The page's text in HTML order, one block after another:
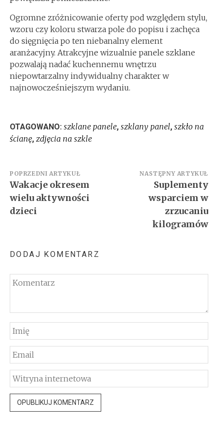
Ogromne zróżnicowanie oferty pod względem stylu,
wzoru czy koloru stwarza pole do popisu i zachęca
do sięgnięcia po ten niebanalny element
aranżacyjny. Atrakcyjne wizualnie panele szklane
pozwalają nadać kuchennemu wnętrzu
niepowtarzalny indywidualny charakter w
najnowocześniejszym wydaniu.
OTAGOWANO: szklane panele, szklany panel, szkło na
ścianę, zdjęcia na szkle
Nawigacja
wpisu
POPRZEDNI ARTYKUŁ
Wakacje okresem
wielu aktywności
dzieci
NASTĘPNY ARTYKUŁ
Suplementy
wsparciem w
zrzucaniu
kilogramów
DODAJ KOMENTARZ